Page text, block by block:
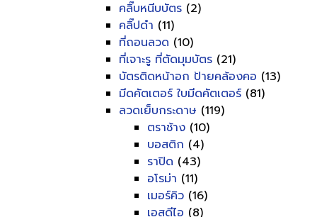
คลิ๊บหนีบบัตร (2)
คลิ๊ปดำ (11)
ที่ถอนลวด (10)
ที่เจาะรู ที่ตัดมุมบัตร (21)
บัตรติดหน้าอก ป้ายคล้องคอ (13)
มีดคัตเตอร์ ใบมีดคัตเตอร์ (81)
ลวดเย็บกระดาษ (119)
ตราช้าง (10)
บอสติก (4)
ราปิด (43)
อโรม่า (11)
เมอร์คิว (16)
เอสดีไอ (8)